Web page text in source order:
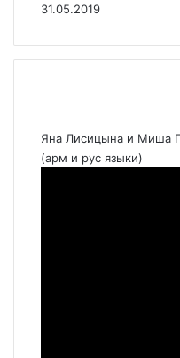
31.05.2019
Яна Лисицына и Миша
(арм и рус языки)